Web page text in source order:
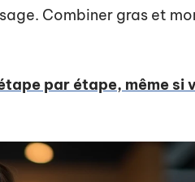
Combiner gras et
par étape, même si